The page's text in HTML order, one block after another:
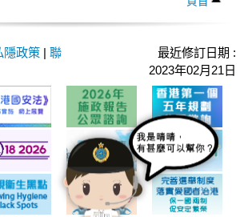
隱政策 | 聯
最近修訂日期 :
2023年02月21日